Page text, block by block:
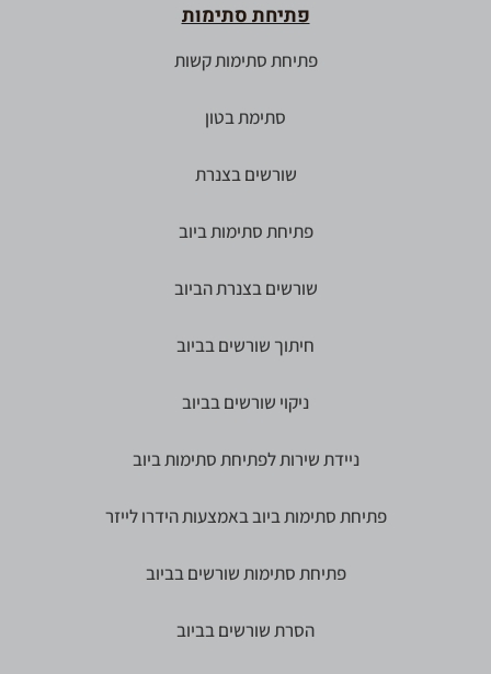
פתיחת סתימות
פתיחת סתימות קשות
סתימת בטון
שורשים בצנרת
פתיחת סתימות ביוב
שורשים בצנרת הביוב
חיתוך שורשים בביוב
ניקוי שורשים בביוב
ניידת שירות לפתיחת סתימות ביוב
פתיחת סתימות ביוב באמצעות הידרו לייזר
פתיחת סתימות שורשים בביוב
הסרת שורשים בביוב